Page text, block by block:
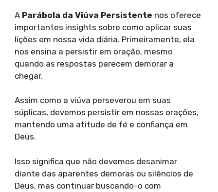
A Parábola da Viúva Persistente nos oferece
importantes insights sobre como aplicar suas
lições em nossa vida diária. Primeiramente, ela
nos ensina a persistir em oração, mesmo
quando as respostas parecem demorar a
chegar.
Assim como a viúva perseverou em suas
súplicas, devemos persistir em nossas orações,
mantendo uma atitude de fé e confiança em
Deus.
Isso significa que não devemos desanimar
diante das aparentes demoras ou silêncios de
Deus, mas continuar buscando-o com